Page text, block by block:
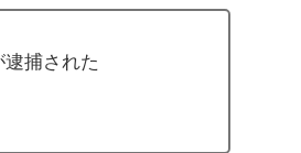
逮捕された